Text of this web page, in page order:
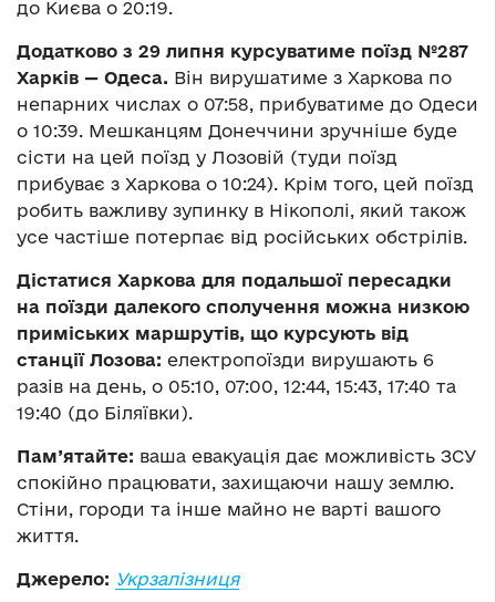
до Києва о 20:19.
Додатково з 29 липня курсуватиме поїзд №287
Харків — Одеса. Він вирушатиме з Харкова по
непарних числах о 07:58, прибуватиме до Одеси
о 10:39. Мешканцям Донеччини зручніше буде
сісти на цей поїзд у Лозовій (туди поїзд
прибуває з Харкова о 10:24). Крім того, цей поїзд
робить важливу зупинку в Нікополі, який також
усе частіше потерпає від російських обстрілів.
Дістатися Харкова для подальшої пересадки
на поїзди далекого сполучення можна низкою
приміських маршрутів, що курсують від
станції Лозова: електропоїзди вирушають 6
разів на день, о 05:10, 07:00, 12:44, 15:43, 17:40 та
19:40 (до Біляївки).
Пам’ятайте: ваша евакуація дає можливість ЗСУ
спокійно працювати, захищаючи нашу землю.
Стіни, городи та інше майно не варті вашого
життя.
Джерело: Укрзалізниця